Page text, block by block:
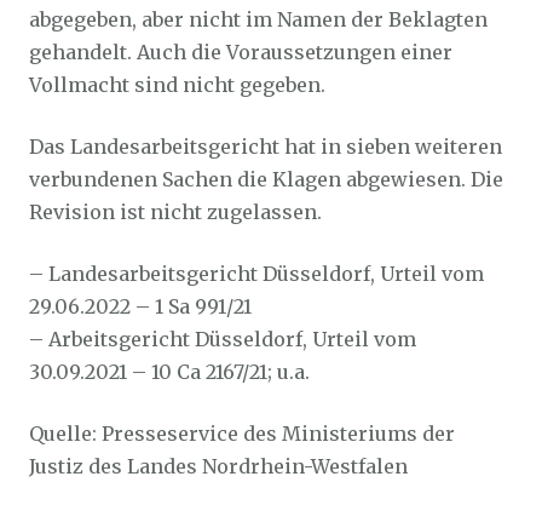
abgegeben, aber nicht im Namen der Beklagten
gehandelt. Auch die Voraussetzungen einer
Vollmacht sind nicht gegeben.
Das Landesarbeitsgericht hat in sieben weiteren
verbundenen Sachen die Klagen abgewiesen. Die
Revision ist nicht zugelassen.
– Landesarbeitsgericht Düsseldorf, Urteil vom
29.06.2022 – 1 Sa 991/21
– Arbeitsgericht Düsseldorf, Urteil vom
30.09.2021 – 10 Ca 2167/21; u.a.
Quelle: Presseservice des Ministeriums der
Justiz des Landes Nordrhein-Westfalen